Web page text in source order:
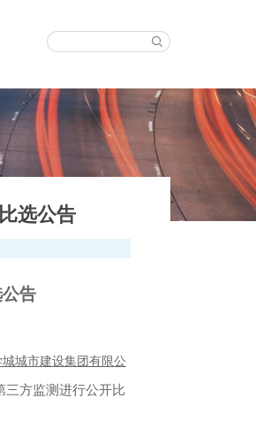
选公告
公告
城市建设集团有限公
三方监测进行公开比